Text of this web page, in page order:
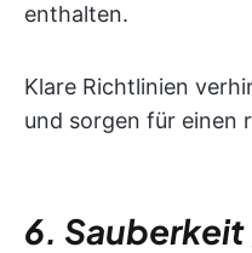
enthalten.
Klare Richtlinien
und sorgen für einen
6.